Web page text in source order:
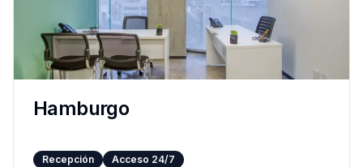
Hamburgo
Recepción Acceso 24/7